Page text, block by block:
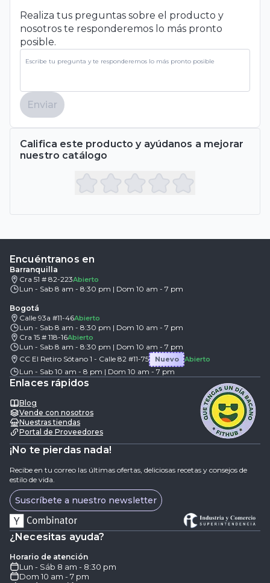
Realiza tus preguntas sobre el producto y
nosotros te responderemos lo más pronto
posible.
Enviar
Califica este producto y ayúdanos a mejorar
nuestro catálogo
Encuéntranos en
Barranquilla
Cra 51 # 82-223Abierto
Lun - Sab 8 am - 8:30 pm | Dom 10 am - 7 pm
Bogotá
Calle 93a #11-46Abierto
Lun - Sab 8 am - 8:30 pm | Dom 10 am - 7 pm
Cra 15 # 118-16Abierto
Lun - Sab 8 am - 8:30 pm | Dom 10 am - 7 pm
CC El Retiro Sótano 1 - Calle 82 #11-75
Nuevo Abierto
Lun - Sab 10 am - 8 pm | Dom 10 am - 7 pm
Enlaces rápidos
Blog
Vende con nosotros
Nuestras tiendas
Portal de Proveedores
¡No te pierdas nada!
Recibe en tu correo las últimas ofertas, deliciosas recetas y consejos de
estilo de vida.
Suscríbete a nuestro newsletter
¿Necesitas ayuda?
Horario de atención
Lun - Sáb 8 am - 8:30 pm
Dom 10 am - 7 pm